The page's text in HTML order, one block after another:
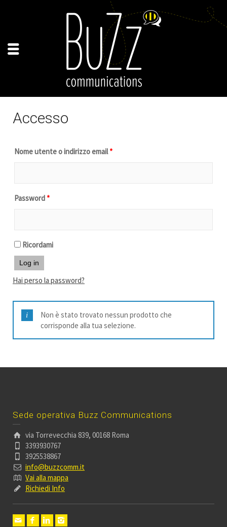
Accesso
Nome utente o indirizzo email*
Password *
Ricordami
Log in
Hai perso la password?
Non è stato trovato nessun prodotto che
corrisponde alla tua selezione.
Sede operativa Buzz Communications
via Torrevecchia 839, 00168 Roma
3393930767
3925538867
info@buzzcomm.it
Vai alla mappa
Richiedi Info